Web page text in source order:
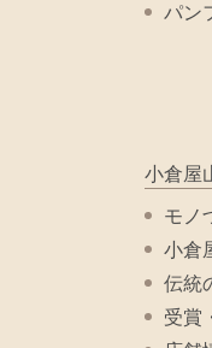
パン
小倉屋
モノ
小倉
伝統
受賞